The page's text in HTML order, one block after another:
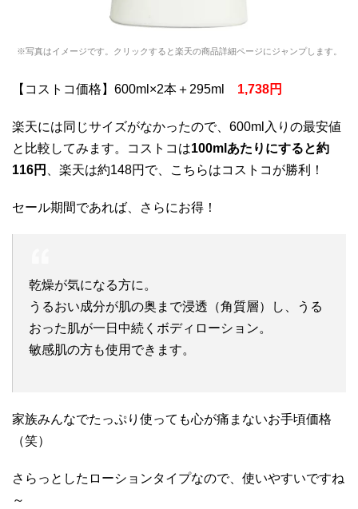
※写真はイメージです。クリックすると楽天の商品詳細ページにジャンプします。
【コストコ価格】600ml×2本＋295ml 1,738円
楽天には同じサイズがなかったので、600ml入りの最安値
と比較してみます。コストコは100mlあたりにすると約
116円
、楽天は約148円で、こちらはコストコが勝利！
セール期間であれば、さらにお得！
乾燥が気になる方に。
うるおい成分が肌の奥まで浸透（角質層）し、うる
おった肌が一日中続くボディローション。
敏感肌の方も使用できます。
家族みんなでたっぷり使っても心が痛まないお手頃価格
（笑）
さらっとしたローションタイプなので、使いやすいですね
～